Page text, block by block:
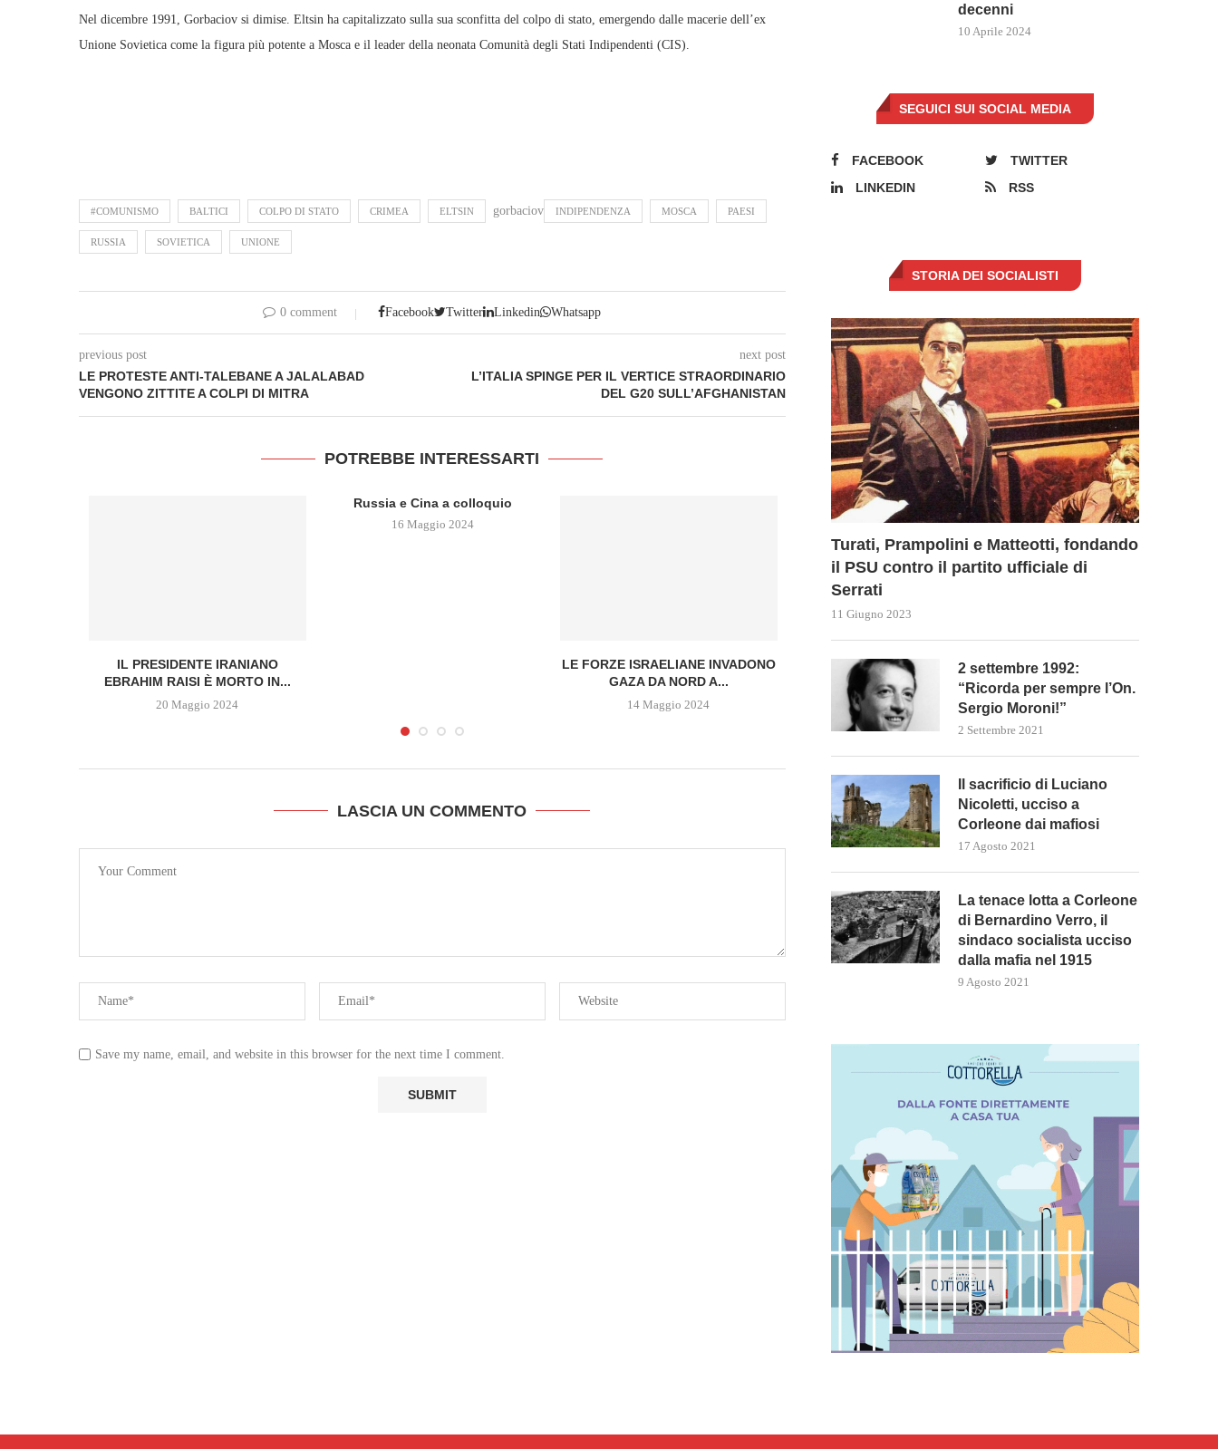
Nel dicembre 1991, Gorbaciov si dimise. Eltsin ha capitalizzato sulla sua sconfitta del colpo di stato, emergendo dalle macerie dell’ex
Unione Sovietica come la figura più potente a Mosca e il leader della neonata Comunità degli Stati Indipendenti (CIS).
#COMUNISMO BALTICI COLPO DI STATO CRIMEA ELTSIN gorbaciov INDIPENDENZA MOSCA PAESI
RUSSIA SOVIETICA UNIONE
0 comment Facebook Twitter Linkedin Whatsapp
previous post
LE PROTESTE ANTI-TALEBANE A JALALABAD
VENGONO ZITTITE A COLPI DI MITRA
next post
L’ITALIA SPINGE PER IL VERTICE STRAORDINARIO
DEL G20 SULL’AFGHANISTAN
POTREBBE INTERESSARTI
IL PRESIDENTE IRANIANO
EBRAHIM RAISI È MORTO IN...
20 Maggio 2024
Russia e Cina a colloquio
16 Maggio 2024
LE FORZE ISRAELIANE INVADONO
GAZA DA NORD A...
14 Maggio 2024
PUTIN MINACCIA UNO SCONTRO
GLOBALE MENTRE LA RUSSIA...
10 Maggio 2024
ISRAELE SI PREPARA
L’INVASIONE DI RAFAH
LASCIA UN COMMENTO
Save my name, email, and website in this browser for the next time I comment.
decenni
10 Aprile 2024
SEGUICI SUI SOCIAL MEDIA
FACEBOOK
TWITTER
LINKEDIN
RSS
STORIA DEI SOCIALISTI
Turati, Prampolini e Matteotti, fondando
il PSU contro il partito ufficiale di
Serrati
11 Giugno 2023
2 settembre 1992:
“Ricorda per sempre l’On.
Sergio Moroni!”
2 Settembre 2021
Il sacrificio di Luciano
Nicoletti, ucciso a
Corleone dai mafiosi
17 Agosto 2021
La tenace lotta a Corleone
di Bernardino Verro, il
sindaco socialista ucciso
dalla mafia nel 1915
9 Agosto 2021